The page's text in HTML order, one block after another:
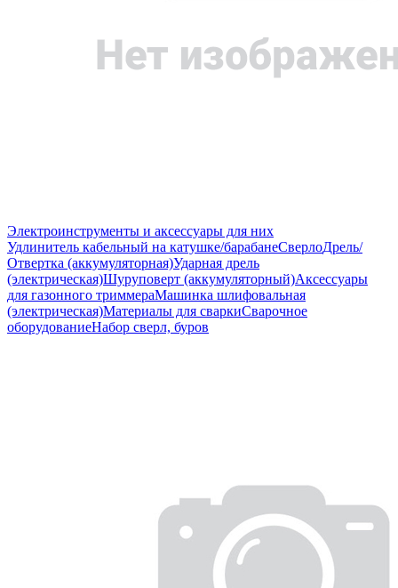
Электроинструменты и аксессуары для них
Удлинитель кабельный на катушке/барабанеСверлоДрель/
Отвертка (аккумуляторная)Ударная дрель
(электрическая)Шуруповерт (аккумуляторный)Аксессуары
для газонного триммераМашинка шлифовальная
(электрическая)Материалы для сваркиСварочное
оборудованиеНабор сверл, буров